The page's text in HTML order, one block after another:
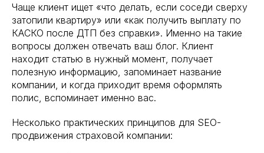
Чаще клиент ищет «что делать, если соседи сверху
затопили квартиру» или «как получить выплату по
КАСКО после ДТП без справки». Именно на такие
вопросы должен отвечать ваш блог. Клиент
находит статью в нужный момент, получает
полезную информацию, запоминает название
компании, и когда приходит время оформлять
полис, вспоминает именно вас.
Несколько практических принципов для SEO-
продвижения страховой компании: